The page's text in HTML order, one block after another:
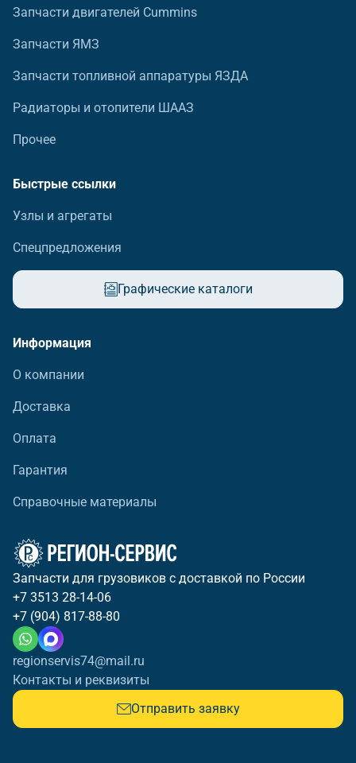
Запчасти двигателей Cummins
Запчасти ЯМЗ
Запчасти топливной аппаратуры ЯЗДА
Радиаторы и отопители ШААЗ
Прочее
Быстрые ссылки
Узлы и агрегаты
Спецпредложения
Графические каталоги
Информация
О компании
Доставка
Оплата
Гарантия
Справочные материалы
Запчасти для грузовиков с доставкой по России
+7 3513 28-14-06
+7 (904) 817-88-80
regionservis74@mail.ru
Контакты и реквизиты
Отправить заявку